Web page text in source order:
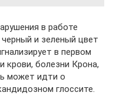
в работе
и зеленый цвет
в первом
крови, болезни Крона,
может идти о
глоссите.